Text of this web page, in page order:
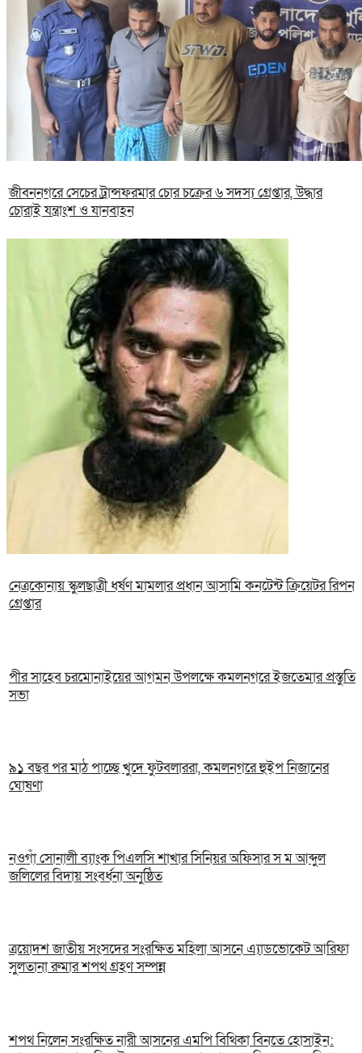
জীবননগরে সেচের ট্রান্সফরমার চোর চক্রের ৬ সদস্য গ্রেপ্তার, উদ্ধার
চোরাই যন্ত্রাংশ ও যানবাহন
নেত্রকোনায় স্কুলছাত্রী ধর্ষণ মামলার প্রধান আসামি কনটেন্ট ক্রিয়েটর রিপন
গ্রেপ্তার
পীর সাহেব চরমোনাইয়ের আগমন উপলক্ষে কমলনগরে ইজতেমার প্রস্তুতি
সভা
৯১ বছর পর মাঠ পাচ্ছে খুদে ফুটবলাররা, কমলনগরে হুইপ নিজানের
ঘোষণা
নওগাঁ সোনালী ব্যাংক পিএলসি শাখার সিনিয়র অফিসার স ম আব্দুল
জলিলের বিদায় সংবর্ধনা অনুষ্ঠিত
ত্রয়োদশ জাতীয় সংসদের সংরক্ষিত মহিলা আসনে এ্যাডভোকেট আরিফা
সুলতানা রুমার শপথ গ্রহণ সম্পন্ন
শপথ নিলেন সংরক্ষিত নারী আসনের এমপি বিথিকা বিনতে হোসাইন: